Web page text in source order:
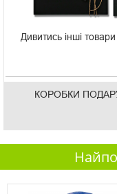
Дивитись інші товари
КОРОБКИ